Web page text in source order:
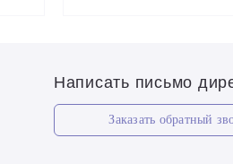
Написать письмо
Заказать обратный